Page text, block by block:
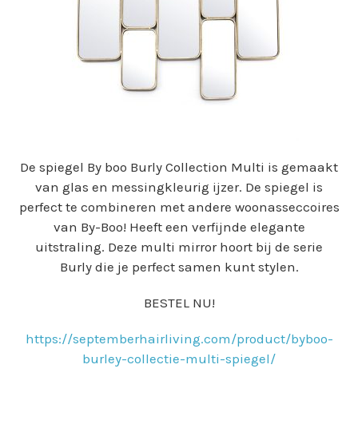
De spiegel By boo Burly Collection Multi is gemaakt
van glas en messingkleurig ijzer. De spiegel is
perfect te combineren met andere woonasseccoires
van By-Boo! Heeft een verfijnde elegante
uitstraling. Deze multi mirror hoort bij de serie
Burly die je perfect samen kunt stylen.
BESTEL NU!
https://septemberhairliving.com/product/byboo-
burley-collectie-multi-spiegel/